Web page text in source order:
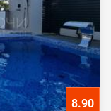
8.90